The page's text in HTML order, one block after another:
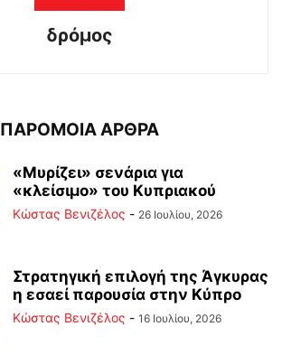
δρόμος
ΠΑΡΟΜΟΙΑ ΑΡΘΡΑ
«Μυρίζει» σενάρια για
«κλείσιμο» του Κυπριακού
Κώστας Βενιζέλος - 26 Ιουλίου, 2026
Στρατηγική επιλογή της Άγκυρας
η εσαεί παρουσία στην Κύπρο
Κώστας Βενιζέλος - 16 Ιουλίου, 2026